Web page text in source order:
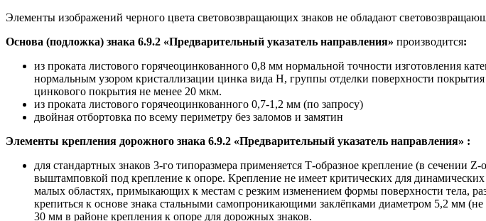
Элементы изображений черного цвета световозвращающих знаков не обладают
Основа (подложка) знака 6.9.2 «Предварительный указатель направления» производится:
из проката листового горячеоцинкованного 0,8 мм нормальной точности изготовления
нормальным узором кристаллизации цинка вида Н, группы отделки поверхности
цинкового покрытия не менее 20 мкм.
из проката листового горячеоцинкованного 0,7-1,2 мм (по запросу)
двойная отбортовка по всему периметру без заломов и замятин
Элементы крепления дорожного знака 6.9.2 «Предварительный указатель направления» :
для стандартных знаков 3-го типоразмера применяется Т-образное крепление (в
выштамповкой под крепление к опоре. Крепление не имеет критических для
малых областях, примыкающих к местам с резким изменением формы поверхности тела,
крепиться к основе знака стальными самопроникающими заклёпками диаметром 5,2 мм
30 мм в районе крепления к опоре для дорожных знаков.